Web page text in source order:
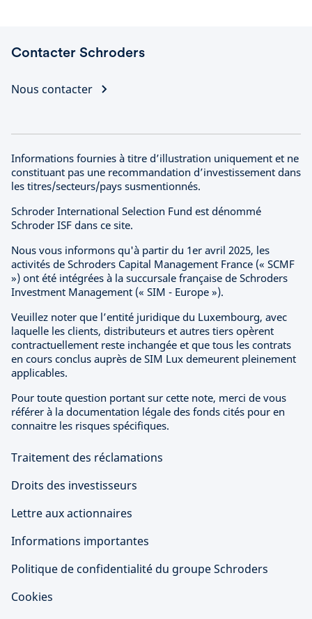
Contacter Schroders
Nous contacter
Informations fournies à titre d’illustration uniquement et ne
constituant pas une recommandation d’investissement dans
les titres/secteurs/pays susmentionnés.
Schroder International Selection Fund est dénommé
Schroder ISF dans ce site.
Nous vous informons qu'à partir du 1er avril 2025, les
activités de Schroders Capital Management France (« SCMF
») ont été intégrées à la succursale française de Schroders
Investment Management (« SIM - Europe »).
Veuillez noter que l’entité juridique du Luxembourg, avec
laquelle les clients, distributeurs et autres tiers opèrent
contractuellement reste inchangée et que tous les contrats
en cours conclus auprès de SIM Lux demeurent pleinement
applicables.
Pour toute question portant sur cette note, merci de vous
référer à la documentation légale des fonds cités pour en
connaitre les risques spécifiques.
Traitement des réclamations
Droits des investisseurs
Lettre aux actionnaires
Informations importantes
Politique de confidentialité du groupe Schroders
Cookies